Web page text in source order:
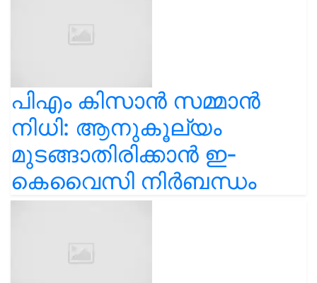
പിഎം കിസാൻ സമ്മാൻ
നിധി: ആനുകൂല്യം
മുടങ്ങാതിരിക്കാൻ ഇ-
കെവൈസി നിർബന്ധം